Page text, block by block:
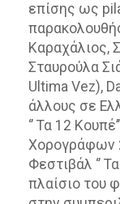
επίσης ως
Καραχάλιος,
Σταυρούλα
Ultima Vez),
άλλους σε
‘’ Τα 12
Χορογράφων
Φεστιβάλ ‘’
πλαίσιο του